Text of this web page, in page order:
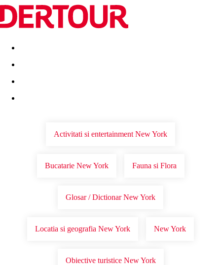
Destinatii Vacanta perfecta OFERTE DE NERATAT
Activitati si entertainment New York
Bucatarie New York Fauna si Flora
Glosar / Dictionar New York
Locatia si geografia New York New York
Obiective turistice New York